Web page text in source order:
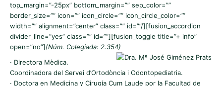
top_margin=”-25px” bottom_margin=”” sep_color=””
border_size=”” icon=”” icon_circle=”” icon_circle_color=””
width=”” alignment=”center” class=”” id=””/][fusion_accordion
divider_line=”yes” class=”” id=””][fusion_toggle title=”+ info”
open=”no”](Núm. Colegiada: 2.354)
· Directora Mèdica.
Coordinadora del Servei d’Ortodòncia i Odontopediatria.
· Doctora en Medicina y Cirugía Cum Laude por la Facultad de